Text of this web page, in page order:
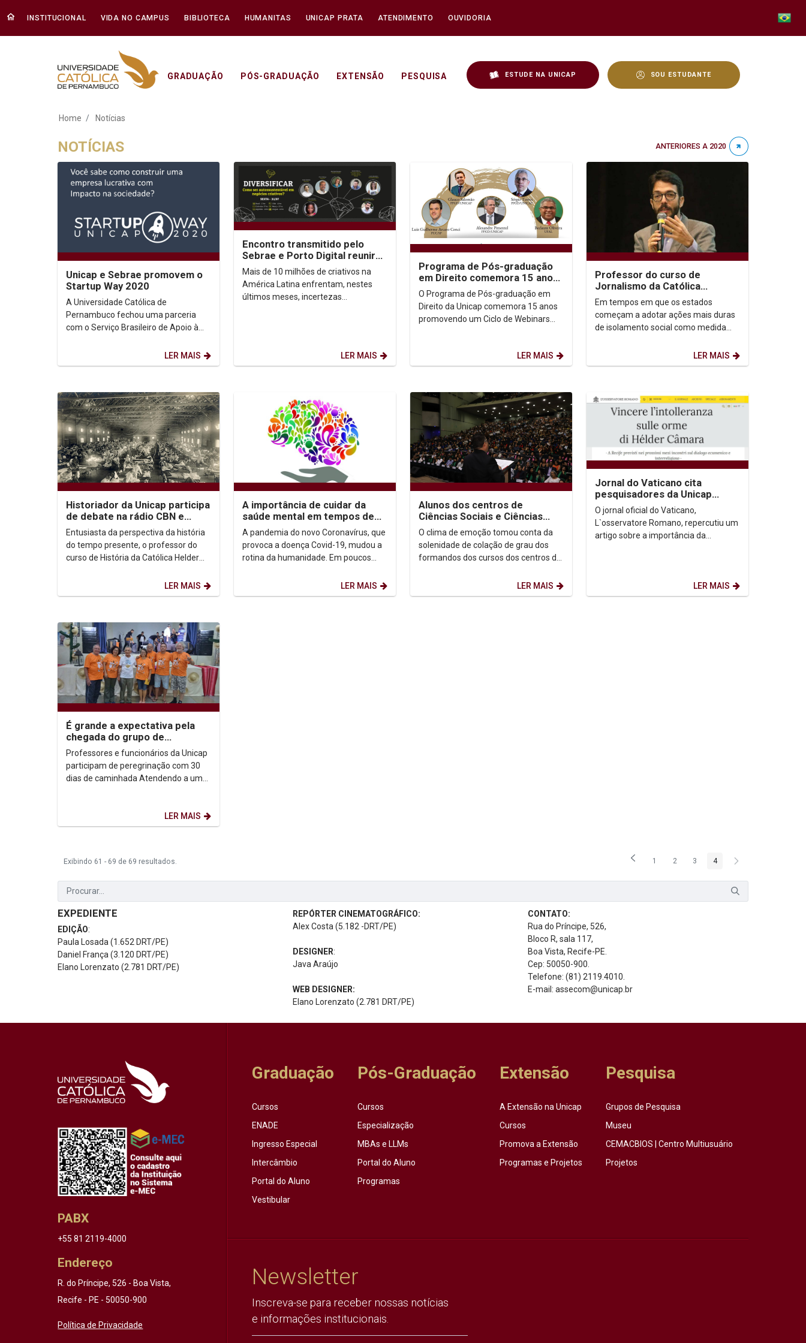
INSTITUCIONAL VIDA NO CAMPUS BIBLIOTECA HUMANITAS UNICAP PRATA ATENDIMENTO OUVIDORIA
GRADUAÇÃO PÓS-GRADUAÇÃO EXTENSÃO PESQUISA ESTUDE NA UNICAP SOU ESTUDANTE
Notícias - Unicap
Home Notícias
NOTÍCIAS ANTERIORES A 2020
Unicap e Sebrae promovem o
Startup Way 2020
A Universidade Católica de
Pernambuco fechou uma parceria
com o Serviço Brasileiro de Apoio à
PE) para realizar uma edição...LER MAIS
Encontro transmitido pelo
Sebrae e Porto Digital reunirá
experts da Economia e
Empreendedorismo...
Mais de 10 milhões de criativos na
América Latina enfrentam, nestes
últimos meses, incertezas
LER MAIS
Programa de Pós-graduação
em Direito comemora 15 anos
com série de webninars
O Programa de Pós-graduação em
Direito da Unicap comemora 15 anos
promovendo um Ciclo de Webinars
LER MAIS
Professor do curso de
Jornalismo da Católica
entrevista Drauzio Varella em
programa especial...
Em tempos em que os estados
começam a adotar ações mais duras
de isolamento social como medida
LER MAIS
Historiador da Unicap participa
de debate na rádio CBN e
reflete experiências de
cooperação e...
Entusiasta da perspectiva da história
do tempo presente, o professor do
curso de História da Católica Helder
LER MAIS
A importância de cuidar da
saúde mental em tempos de
confinamento
A pandemia do novo Coronavírus, que
provoca a doença Covid-19, mudou a
rotina da humanidade. Em poucos
LER MAIS
Alunos dos centros de
Ciências Sociais e Ciências
Biológicas e Saúde participam
da segunda noite...
O clima de emoção tomou conta da
solenidade de colação de grau dos
formandos dos cursos dos centros de
LER MAIS
Jornal do Vaticano cita
pesquisadores da Unicap
como referências em diálogo
inter-religioso
O jornal oficial do Vaticano,
L`osservatore Romano, repercutiu um
artigo sobre a importância da
LER MAIS
É grande a expectativa pela
chegada do grupo de
peregrinas e peregrinos da
Unicap
Professores e funcionários da Unicap
participam de peregrinação com 30
dias de caminhada Atendendo a uma
LER MAIS
Exibindo 61 - 69 de 69 resultados. Página
1 Página
2 Página
3 Página
4
EXPEDIENTE
EDIÇÃO:
Paula Losada (1.652 DRT/PE)
Daniel França (3.120 DRT/PE)
Elano Lorenzato (2.781 DRT/PE)
REPÓRTER CINEMATOGRÁFICO:
Alex Costa (5.182 -DRT/PE)
DESIGNER:
Java Araújo
WEB DESIGNER:
Elano Lorenzato (2.781 DRT/PE)
CONTATO:
Rua do Príncipe, 526,
Bloco R, sala 117,
Boa Vista, Recife-PE.
Cep: 50050-900.
Telefone: (81) 2119.4010.
E-mail: assecom@unicap.br
PABX
+55 81 2119-4000
Endereço
R. do Príncipe, 526 - Boa Vista,
Recife - PE - 50050-900
Política de Privacidade
Graduação
Cursos
ENADE
Ingresso Especial
Intercâmbio
Portal do Aluno
Vestibular
Pós-Graduação
Cursos
Especialização
MBAs e LLMs
Portal do Aluno
Programas
Extensão
A Extensão na Unicap
Cursos
Promova a Extensão
Programas e Projetos
Pesquisa
Grupos de Pesquisa
Museu
CEMACBIOS | Centro Multiusuário
Projetos
Newsletter
Inscreva-se para receber nossas notícias
e informações institucionais.